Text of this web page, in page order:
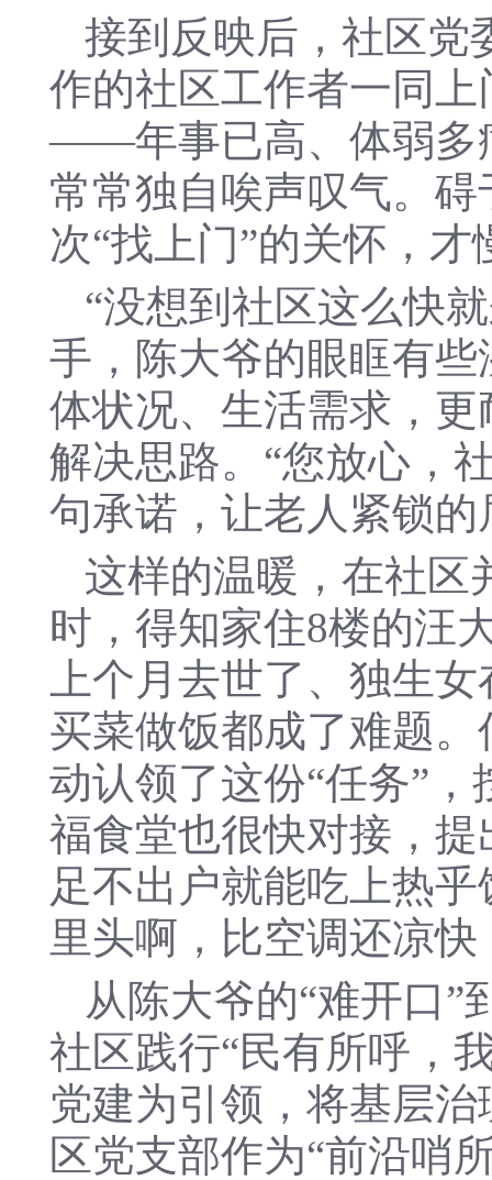
接到反映后，社区党
作的社区工作者一同
——年事已高、体弱多
常常独自唉声叹气。
次“找上门”的关怀，
“没想到社区这么快
手，陈大爷的眼眶有
体状况、生活需求，
解决思路。“您放心，
句承诺，让老人紧锁
这样的温暖，在社区
时，得知家住8楼的汪
上个月去世了、独生
买菜做饭都成了难题
动认领了这份“任务”
福食堂也很快对接，
足不出户就能吃上热
里头啊，比空调还凉
从陈大爷的“难开口”
社区践行“民有所呼，
党建为引领，将基层
区党支部作为“前沿哨